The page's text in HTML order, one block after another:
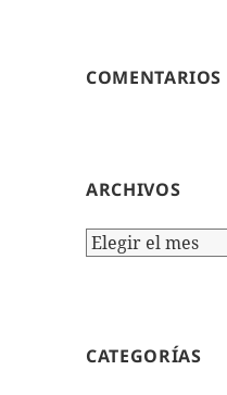
COMENTARIOS
ARCHIVOS
Archivos
CATEGORÍAS